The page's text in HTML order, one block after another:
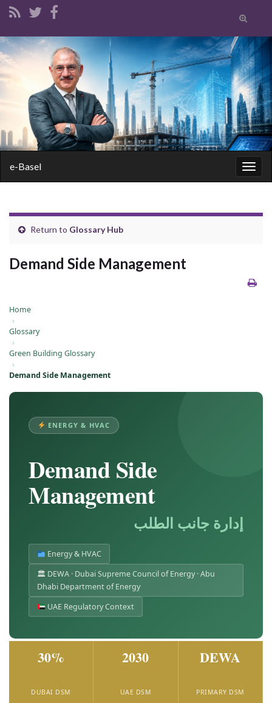
Toggle
form
Search for:
e-Basel
Return to Glossary Hub
Demand Side Management
Home
›
Glossary
›
Green Building Glossary
›
Demand Side Management
ENERGY & HVAC
Demand Side
Management
إدارة جانب الطلب
Energy & HVAC
🏛 DEWA · Dubai Supreme Council of Energy · Abu
Dhabi Department of Energy
UAE Regulatory Context
30%
DUBAI DSM
2030
UAE DSM
DEWA
PRIMARY DSM